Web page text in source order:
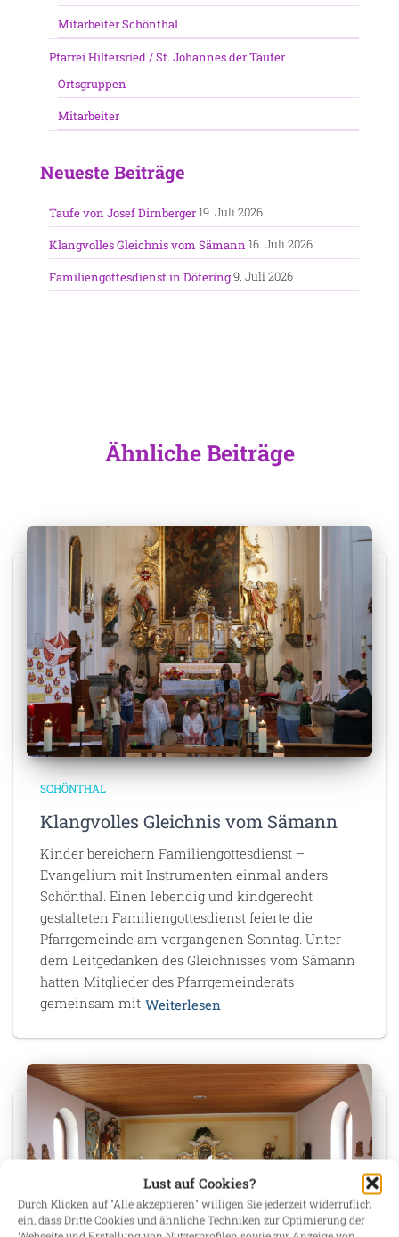
Lust auf Cookies?
Durch Klicken auf "Alle akzeptieren" willigen Sie jederzeit widerruflich
ein, dass Dritte Cookies und ähnliche Techniken zur Optimierung der
Mitarbeiter Schönthal
Pfarrei Hiltersried / St. Johannes der Täufer
Ortsgruppen
Mitarbeiter
Neueste Beiträge
Taufe von Josef Dirnberger19. Juli 2026
Klangvolles Gleichnis vom Sämann 16. Juli 2026
Familiengottesdienst in Döfering9. Juli 2026
Ähnliche Beiträge
SCHÖNTHAL
Klangvolles Gleichnis vom Sämann
Kinder bereichern Familiengottesdienst –
Evangelium mit Instrumenten einmal anders
Schönthal. Einen lebendig und kindgerecht
gestalteten Familiengottesdienst feierte die
Pfarrgemeinde am vergangenen Sonntag. Unter
dem Leitgedanken des Gleichnisses vom Sämann
hatten Mitglieder des Pfarrgemeinderats
gemeinsam mit Weiterlesen